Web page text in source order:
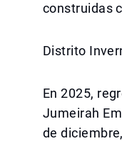
construidas
Distrito
En 2025,
Jumeirah
de